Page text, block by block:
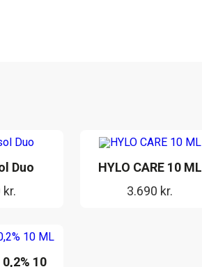
Duo
kr.
HYLO CARE 10 ML
3.690 kr.
0,2% 10